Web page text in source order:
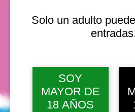
Solo un adulto
SOY
MAYOR DE
18 AÑOS
Ver